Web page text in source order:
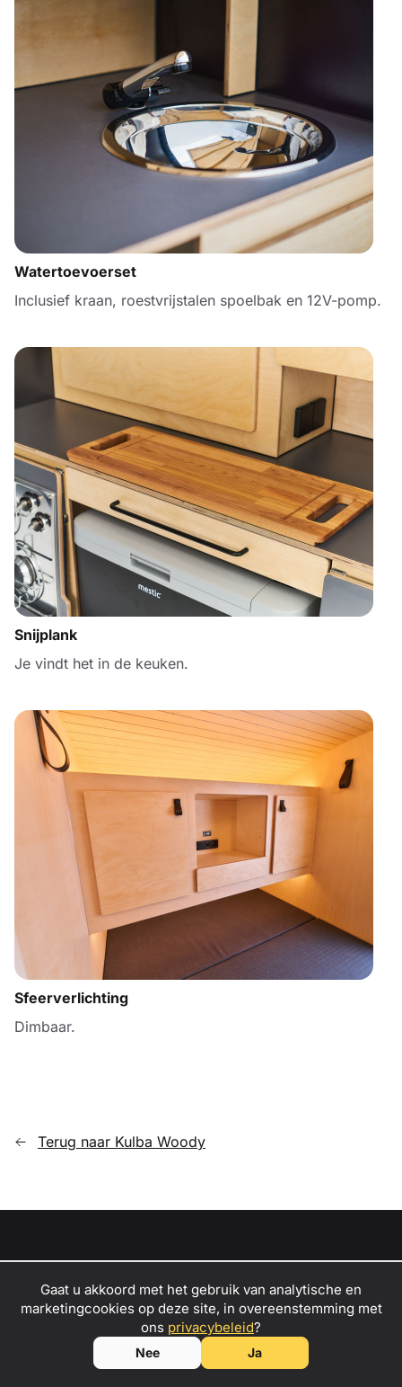
Zet je passie voor avontuur om in winst
neem contact met ons
op om ambassadeur van Kulba mini
caravans te worden!
Watertoevoerset
Inclusief kraan, roestvrijstalen spoelbak en 12V-pomp.
Snijplank
Je vindt het in de keuken.
Sfeerverlichting
Dimbaar.
Terug naar Kulba Woody
Mini caravans
Handelaren
Gaat u akkoord met het gebruik van analytische en
marketingcookies op deze site, in overeenstemming met
ons privacybeleid?
Nee Ja